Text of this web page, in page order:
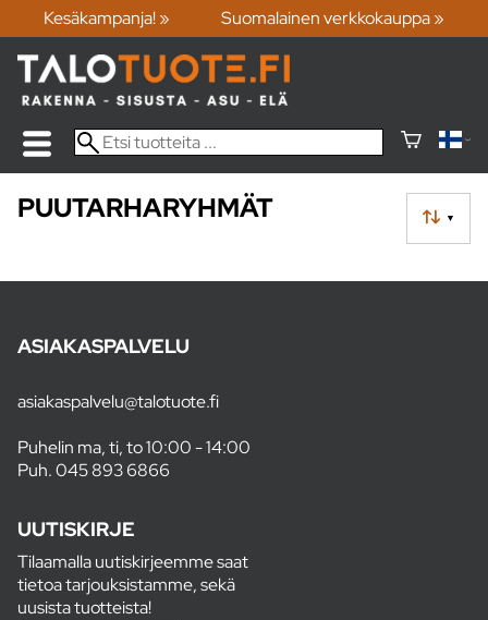
Kesäkampanja! » Suomalainen verkkokauppa »
▼
PUUTARHARYHMÄT
ASIAKASPALVELU
asiakaspalvelu@talotuote.fi
Puhelin ma, ti, to 10:00 - 14:00
Puh.045 893 6866
UUTISKIRJE
Tilaamalla uutiskirjeemme saat
tietoa tarjouksistamme, sekä
uusista tuotteista!